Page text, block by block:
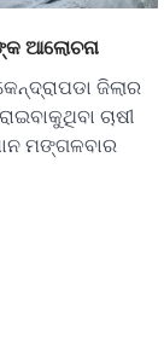
ଆଲୋଚନା
ଜିଲାର
ଚାଷୀ
ମଙ୍ଗଳବାର